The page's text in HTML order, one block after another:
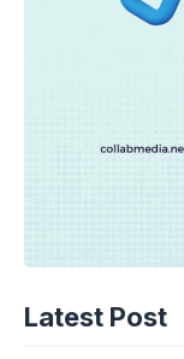
Latest Post